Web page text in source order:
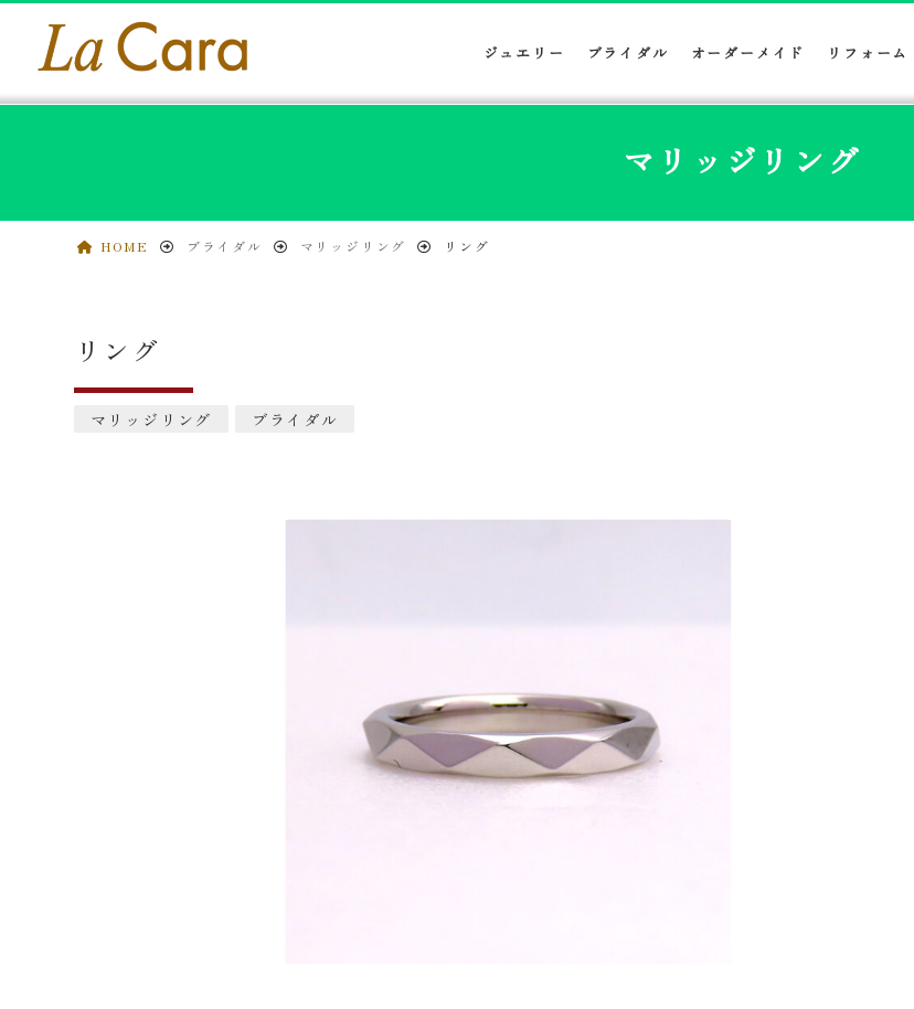
ジュエリー ブライダル オーダーメイド リフォーム
マリッジリング
HOME ブライダル マリッジリング リング
リング
マリッジリング ブライダル